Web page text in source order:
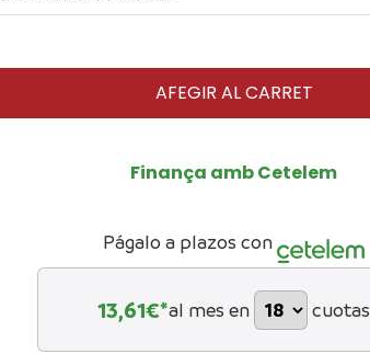
AFEGIR AL CARRET
Finança amb Cetelem
Págalo a plazos con
13,61€*al mes en cuotas